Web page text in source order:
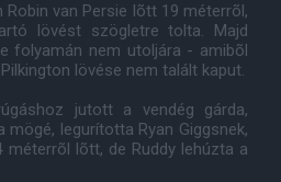
van Persie lõtt 19 méterrõl,
lövést szögletre tolta. Majd
folyamán nem utoljára - amibõl
lövése nem talált kaput.
jutott a vendég gárda,
mögé, legurította Ryan Giggsnek,
lõtt, de Ruddy lehúzta a